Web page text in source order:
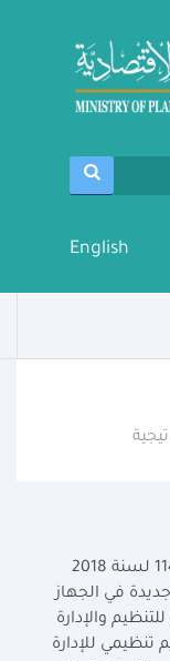
English
في ضوء قرار رئيس مجلس الوزراء رقم 1146 لسنة 2018
جديدة في الجهاز
والإدارة
تنظيمي للإدارة